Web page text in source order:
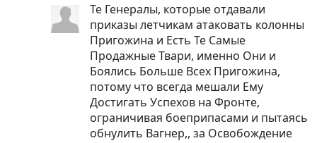
Те Генералы, которые отдавали
приказы летчикам атаковать колонны
Пригожина и Есть Те Самые
Продажные Твари, именно Они и
Боялись Больше Всех Пригожина,
потому что всегда мешали Ему
Достигать Успехов на Фронте,
ограничивая боеприпасами и пытаясь
обнулить Вагнер,, за Освобождение